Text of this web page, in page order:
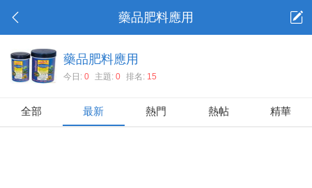
藥品肥料應用
藥品肥料應用
今日: 0 主題: 0 排名: 15
全部 最新 熱門 熱帖 精華